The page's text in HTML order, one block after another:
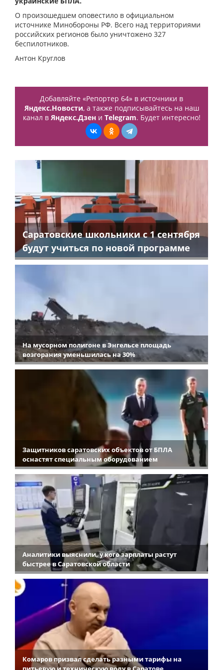
О произошедшем оповестило в официальном
источнике Минобороны РФ. Всего над территориями
российских регионов было уничтожено 327
беспилотников.
Антон Круглов
Добавляйте «Репортер 64» в источники в
Яндекс.Новости, а также подписывайтесь на наш
канал в Яндекс.Дзени Telegram. Будет интересно!
Саратовские школьники с 1 сентября
будут учиться по новой программе
На мусорном полигоне в Энгельсе площадь
возгорания уменьшилась на 30%
Защитников саратовских объектов от БПЛА
оснастят специальным оборудованием
Аналитики выяснили, у кого зарплаты растут
быстрее в Саратовской области
Комаров призвал сделать разными тарифы на